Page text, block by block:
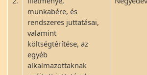
munkabére, és
rendszeres juttatásai,
valamint
költségtérítése, az
egyéb
alkalmazottaknak